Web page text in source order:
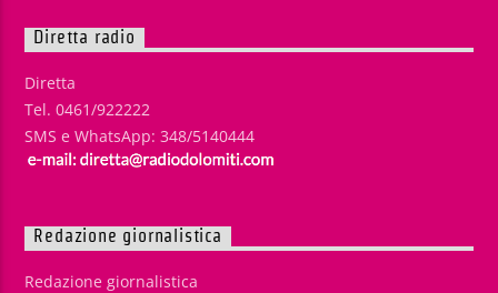
Diretta radio
Diretta
Tel. 0461/922222
SMS e WhatsApp: 348/5140444
Redazione giornalistica
Redazione giornalistica